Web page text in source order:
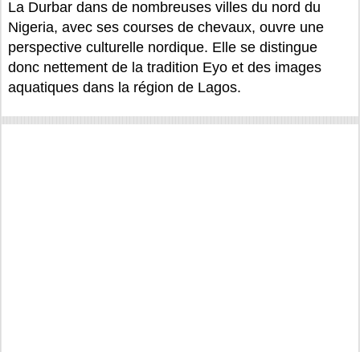
La Durbar dans de nombreuses villes du nord du
Nigeria, avec ses courses de chevaux, ouvre une
perspective culturelle nordique. Elle se distingue
donc nettement de la tradition Eyo et des images
aquatiques dans la région de Lagos.